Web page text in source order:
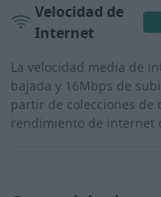
Velocidad de
Internet
La velocidad media de
bajada y 16Mbps de
partir de colecciones de
rendimiento de internet